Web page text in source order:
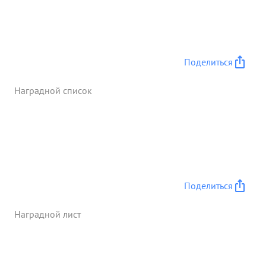
Поделиться
Наградной список
Поделиться
Наградной лист